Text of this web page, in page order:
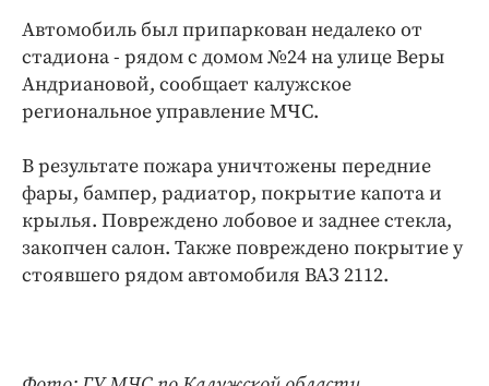
Образование
Общество
Погода
Праздники
Спорт
Экономика и бизнес
ПРОЕКТЫ
Автомобиль был припаркован недалеко от
стадиона - рядом с домом №24 на улице Веры
Андриановой, сообщает калужское
региональное управление МЧС.
В результате пожара уничтожены передние
фары, бампер, радиатор, покрытие капота и
крылья. Повреждено лобовое и заднее стекла,
закопчен салон. Также повреждено покрытие у
стоявшего рядом автомобиля ВАЗ 2112.